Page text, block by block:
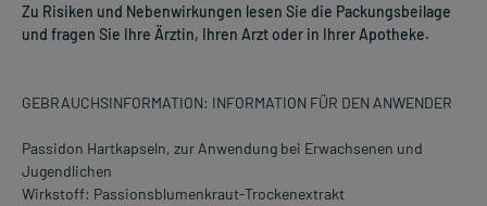
Zu Risiken und Nebenwirkungen lesen Sie die Packungsbeilage
und fragen Sie Ihre Ärztin, Ihren Arzt oder in Ihrer Apotheke.
GEBRAUCHSINFORMATION: INFORMATION FÜR DEN ANWENDER
Passidon Hartkapseln, zur Anwendung bei Erwachsenen und
Jugendlichen
Wirkstoff: Passionsblumenkraut-Trockenextrakt